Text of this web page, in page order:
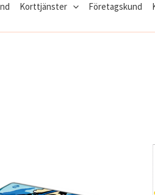
Korttjänster Företagskund